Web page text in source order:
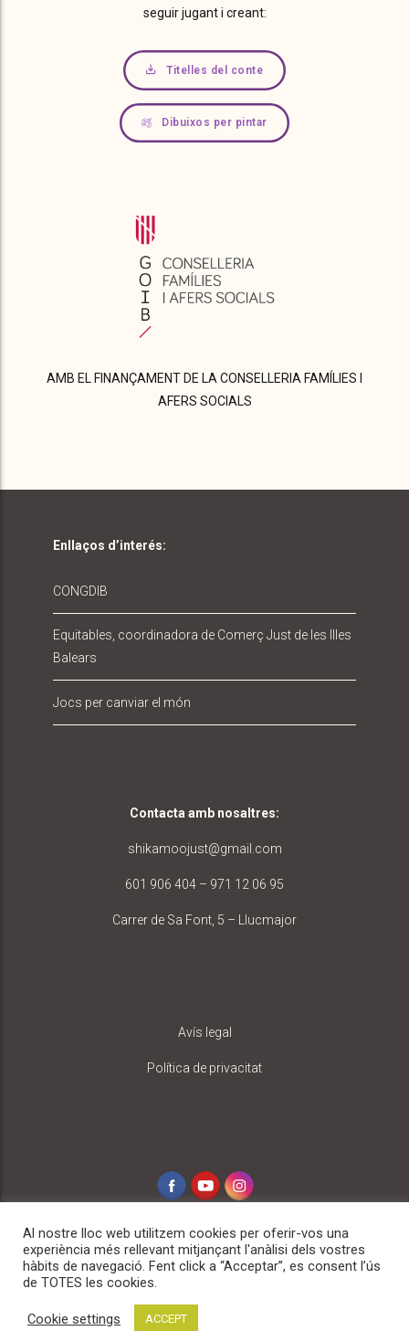
seguir jugant i creant:
Titelles del conte
Dibuixos per pintar
AMB EL FINANÇAMENT DE LA CONSELLERIA FAMÍLIES I
AFERS SOCIALS
Enllaços d’interés:
CONGDIB
Equitables, coordinadora de Comerç Just de les Illes
Balears
Jocs per canviar el món
Contacta amb nosaltres:
shikamoojust@gmail.com
601 906 404 – 971 12 06 95
Carrer de Sa Font, 5 – Llucmajor
Avís legal
Política de privacitat
Al nostre lloc web utilitzem cookies per oferir-vos una
experiència més rellevant mitjançant l'anàlisi dels vostres
hàbits de navegació. Fent click a “Acceptar”, es consent l’ús
de TOTES les cookies.
Cookie settings ACCEPT